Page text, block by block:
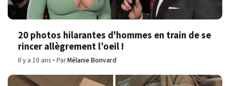
20 photos hilarantes d'hommes en train de se
rincer allègrement l’oeil !
Il y a 10 ans ParMélanie Bonvard